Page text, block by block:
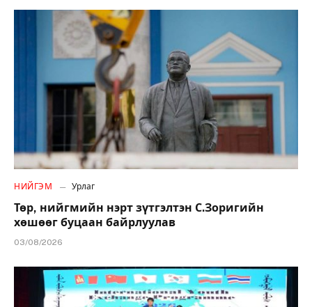
НИЙГЭМ Урлаг
Төр, нийгмийн нэрт зүтгэлтэн С.Зоригийн
хөшөөг буцаан байрлуулав
03/08/2026